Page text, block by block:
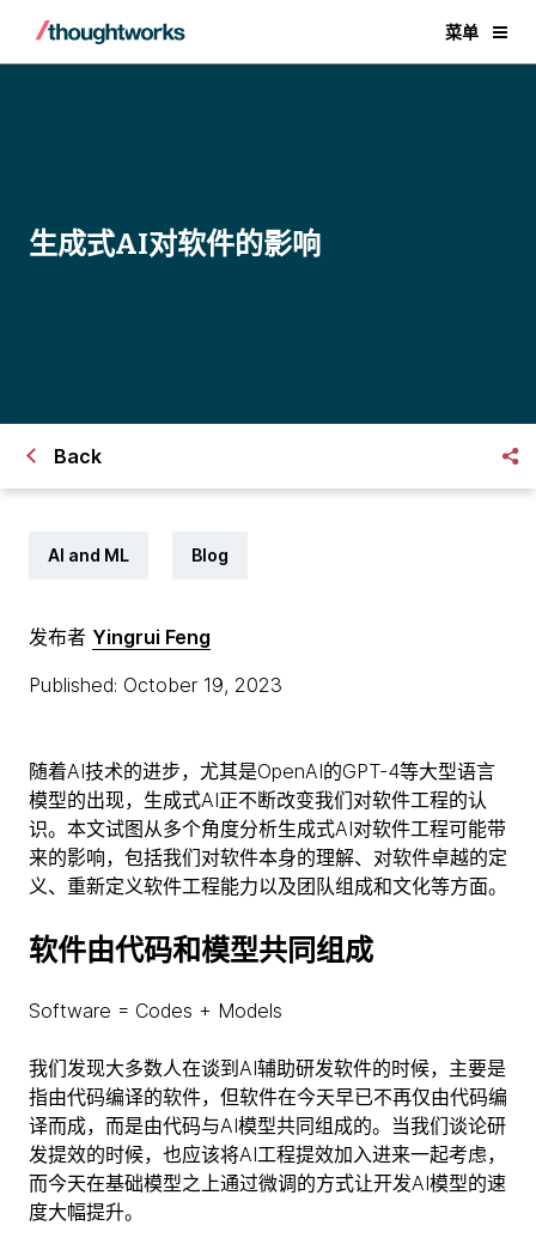
菜单
生成式AI对软件的影响
Back
AI and ML Blog
发布者 Yingrui Feng
Published: October 19, 2023
随着AI技术的进步，尤其是OpenAI的GPT-4等大型语言
模型的出现，生成式AI正不断改变我们对软件工程的认
识。本文试图从多个角度分析生成式AI对软件工程可能带
来的影响，包括我们对软件本身的理解、对软件卓越的定
义、重新定义软件工程能力以及团队组成和文化等方面。
软件由代码和模型共同组成
Software = Codes + Models
我们发现大多数人在谈到AI辅助研发软件的时候，主要是
指由代码编译的软件，但软件在今天早已不再仅由代码编
译而成，而是由代码与AI模型共同组成的。当我们谈论研
发提效的时候，也应该将AI工程提效加入进来一起考虑，
而今天在基础模型之上通过微调的方式让开发AI模型的速
度大幅提升。